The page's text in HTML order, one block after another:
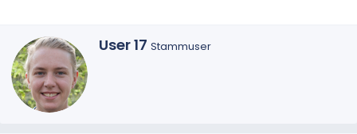
G
User 17 Stammuser